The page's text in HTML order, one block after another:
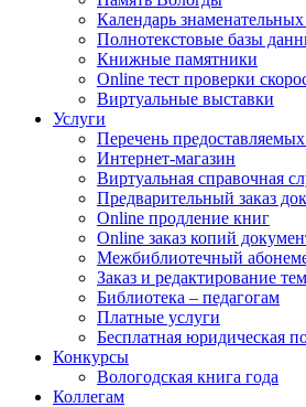
Календарь знаменательных
Полнотекстовые базы
Книжные памятники
Online тест проверки
Виртуальные выставки
Услуги
Перечень
Интернет-магазин
Виртуальная справочная
Предварительный заказ
Online продление книг
Online заказ копий
Межбиблиотечный
Заказ и редактирование
Библиотека – педагогам
Платные услуги
Бесплатная юридическая
Конкурсы
Вологодская книга года
Коллегам